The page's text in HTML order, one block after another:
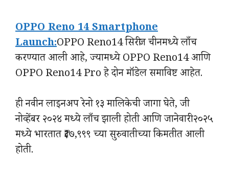
OPPO Reno 14 Smartphone
Launch:OPPO Reno14 सिरीज चीनमध्ये लाँच
करण्यात आली आहे, ज्यामध्ये OPPO Reno14 आणि
OPPO Reno14 Pro हे दोन मॉडेल समाविष्ट आहेत.
ही नवीन लाइनअप रेनो १३ मालिकेची जागा घेते, जी
नोव्हेंबर २०२४ मध्ये लाँच झाली होती आणि जानेवारी २०२५
मध्ये भारतात ₹३७,९९९ च्या सुरुवातीच्या किमतीत आली
होती.